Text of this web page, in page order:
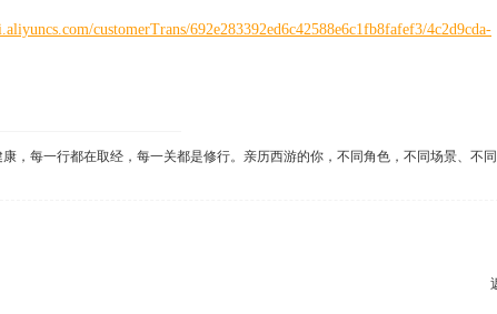
customerTrans/692e283392ed6c42588e6c1fb8fafef3/4c2d9cda-
，每一行都在取经，每一关都是修行。亲历西游的你，不同角色，不同场景、不